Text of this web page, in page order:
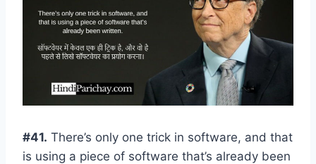
#41. There’s only one trick in software, and that
is using a piece of software that’s already been